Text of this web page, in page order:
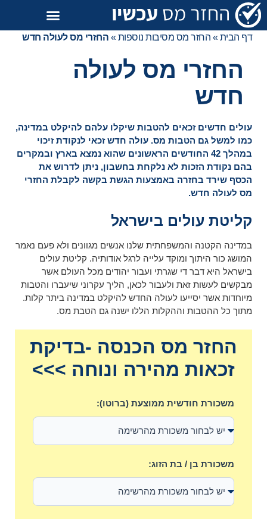
דף הבית» החזר מס מסיבות נוספות» החזרי מס לעולה חדש
החזרי מס לעולה
חדש
עולים חדשים זכאים להטבות שיקלו עלהם להיקלט במדינה,
כמו למשל גם הטבות מס. עולה חדש זכאי לנקודת זיכוי
במהלך 42 החודשים הראשונים שהוא נמצא בארץ ובמקרים
בהם נקודת הזכות לא נלקחת בחשבון, ניתן לדרוש את
הכסף שירד בחזרה באמצעות הגשת בקשה לקבלת החזרי
מס לעולה חדש.
קליטת עולים בישראל
במדינה הקטנה והמשפחתית שלנו אנשים מגוונים ולא פעם נאמר
המושג כור היתוך ומוקד עלייה לרגל אודותיה. קליטת עולים
בישראל היא דבר די שגרתי ועבור יהודים מכל העולם אשר
מבקשים לעשות זאת ולעבור לכאן, הליך עקרוני שיעברו והטבות
מיוחדות אשר יסייעו לעולה החדש להיקלט במדינה ביתר קלות.
מתוך כל ההטבות וההקלות הללו ישנה גם הטבת מס.
החזר מס הכנסה -בדיקת
זכאות מהירה ונוחה >>>
משכורת חודשית ממוצעת (ברוטו):
משכורת בן / בת הזוג: